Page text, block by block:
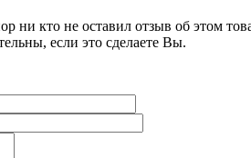
ни кто не оставил отзыв об этом
если это сделаете Вы.